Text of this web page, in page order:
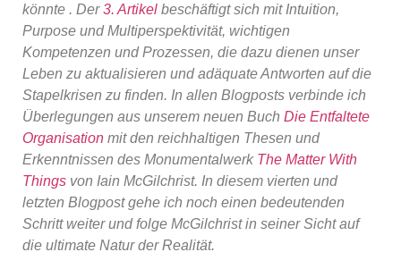
könnte . Der3. Artikel beschäftigt sich mit Intuition,
Purpose und Multiperspektivität, wichtigen
Kompetenzen und Prozessen, die dazu dienen unser
Leben zu aktualisieren und adäquate Antworten auf die
Stapelkrisen zu finden. In allen Blogposts verbinde ich
Überlegungen aus unserem neuen Buch Die Entfaltete
Organisation mit den reichhaltigen Thesen und
Erkenntnissen des Monumentalwerk The Matter With
Things von Iain McGilchrist. In diesem vierten und
letzten Blogpost gehe ich noch einen bedeutenden
Schritt weiter und folge McGilchrist in seiner Sicht auf
die ultimate Natur der Realität.